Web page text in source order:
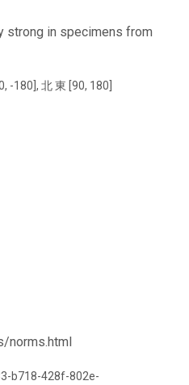
strong in specimens from
-180], 北 東 [90, 180]
norms.html
b718-428f-802e-